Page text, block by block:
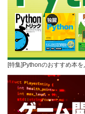
[特集]Pythonのおすすめ本